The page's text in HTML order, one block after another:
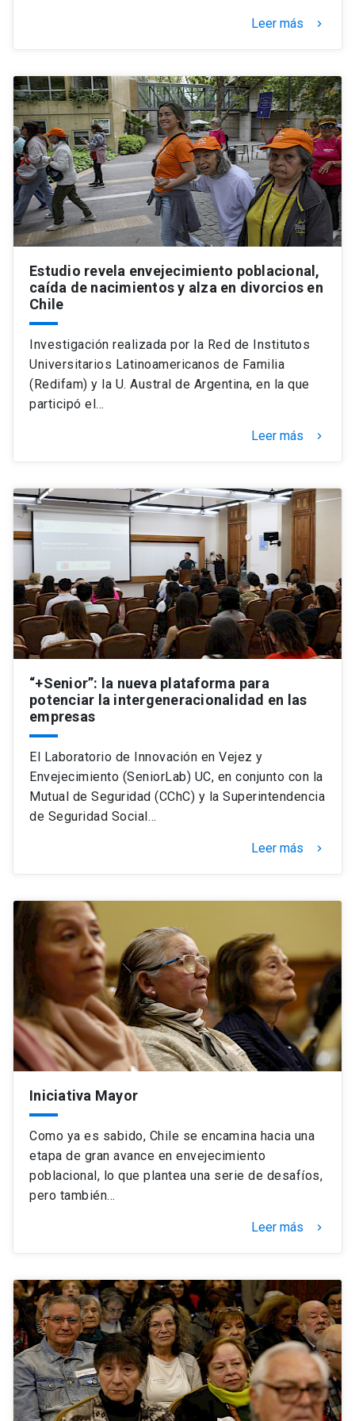
Leer más keyboard_arrow_right
Estudio revela envejecimiento poblacional,
caída de nacimientos y alza en divorcios en
Chile
Investigación realizada por la Red de Institutos
Universitarios Latinoamericanos de Familia
(Redifam) y la U. Austral de Argentina, en la que
participó el…
Leer más keyboard_arrow_right
“+Senior”: la nueva plataforma para
potenciar la intergeneracionalidad en las
empresas
El Laboratorio de Innovación en Vejez y
Envejecimiento (SeniorLab) UC, en conjunto con la
Mutual de Seguridad (CChC) y la Superintendencia
de Seguridad Social…
Leer más keyboard_arrow_right
Iniciativa Mayor
Como ya es sabido, Chile se encamina hacia una
etapa de gran avance en envejecimiento
poblacional, lo que plantea una serie de desafíos,
pero también…
Leer más keyboard_arrow_right